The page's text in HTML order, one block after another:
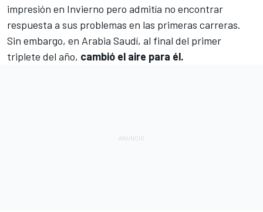
impresión en Invierno pero admitía no encontrar
respuesta a sus problemas en las primeras carreras.
Sin embargo, en Arabia Saudí, al final del primer
triplete del año, cambió el aire para él.